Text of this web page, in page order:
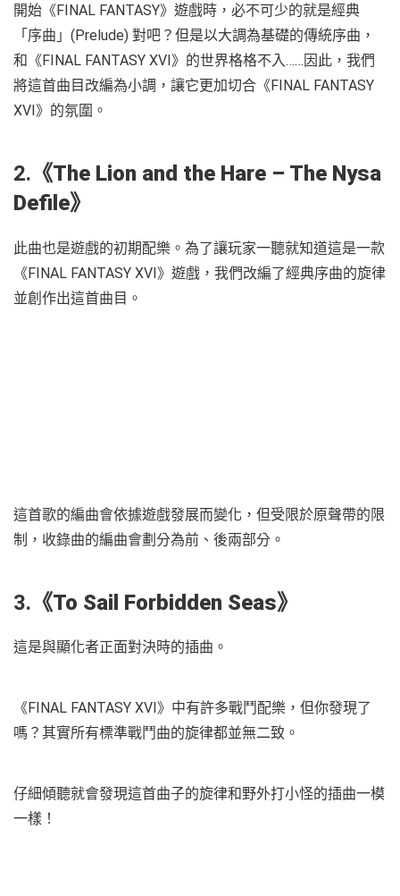
開始《FINAL FANTASY》遊戲時，必不可少的就是經典
「序曲」(Prelude) 對吧？但是以大調為基礎的傳統序曲，
和《FINAL FANTASY XVI》的世界格格不入……因此，我們
將這首曲目改編為小調，讓它更加切合《FINAL FANTASY
XVI》的氛圍。
2. 《The Lion and the Hare – The Nysa
Defile》
此曲也是遊戲的初期配樂。為了讓玩家一聽就知道這是一款
《FINAL FANTASY XVI》遊戲，我們改編了經典序曲的旋律
並創作出這首曲目。
這首歌的編曲會依據遊戲發展而變化，但受限於原聲帶的限
制，收錄曲的編曲會劃分為前、後兩部分。
3. 《To Sail Forbidden Seas》
這是與顯化者正面對決時的插曲。
《FINAL FANTASY XVI》中有許多戰鬥配樂，但你發現了
嗎？其實所有標準戰鬥曲的旋律都並無二致。
仔細傾聽就會發現這首曲子的旋律和野外打小怪的插曲一模
一樣！